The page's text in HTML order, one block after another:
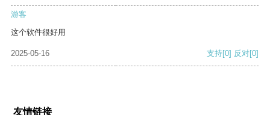
游客
这个软件很好用
2025-05-16 支持[0] 反对[0]
友情链接